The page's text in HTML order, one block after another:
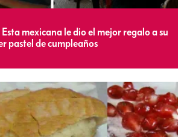
mexicana le dio el mejor regalo a su
pastel de cumpleaños